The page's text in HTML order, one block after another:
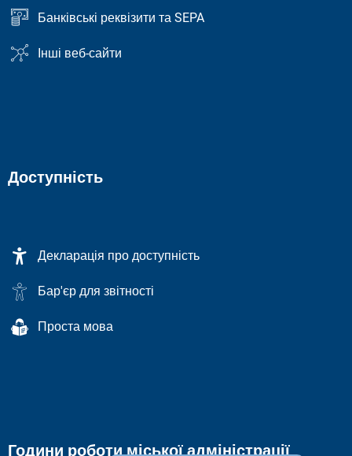
Банківські реквізити та SEPA
Інші веб-сайти
Доступність
Декларація про доступність
Бар'єр для звітності
Проста мова
Години роботи міської адміністрації